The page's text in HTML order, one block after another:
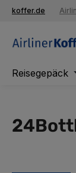
Zur
koffer.de
Reisegepäck